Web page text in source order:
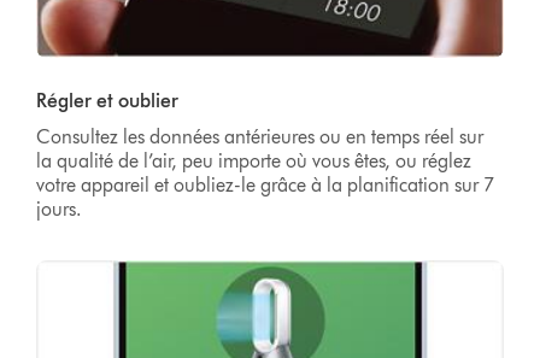
Régler et oublier
Consultez les données antérieures ou en temps réel sur
la qualité de l’air, peu importe où vous êtes, ou réglez
votre appareil et oubliez-le grâce à la planification sur 7
jours.